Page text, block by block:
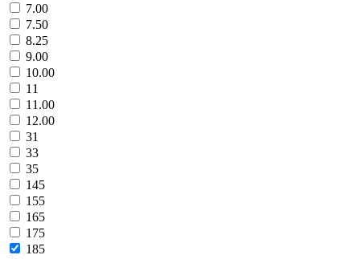
7.00
7.50
8.25
9.00
10.00
11
11.00
12.00
31
33
35
145
155
165
175
185